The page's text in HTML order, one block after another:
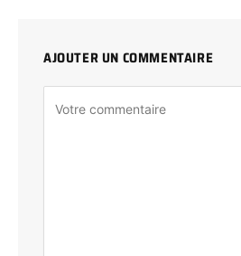
AJOUTER UN COMMENTAIRE